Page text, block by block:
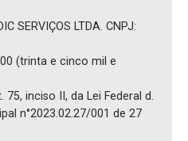
SERVIÇOS LTDA. CNPJ:
(trinta e cinco mil e
75, inciso II, da Lei Federal d.
n°2023.02.27/001 de 27